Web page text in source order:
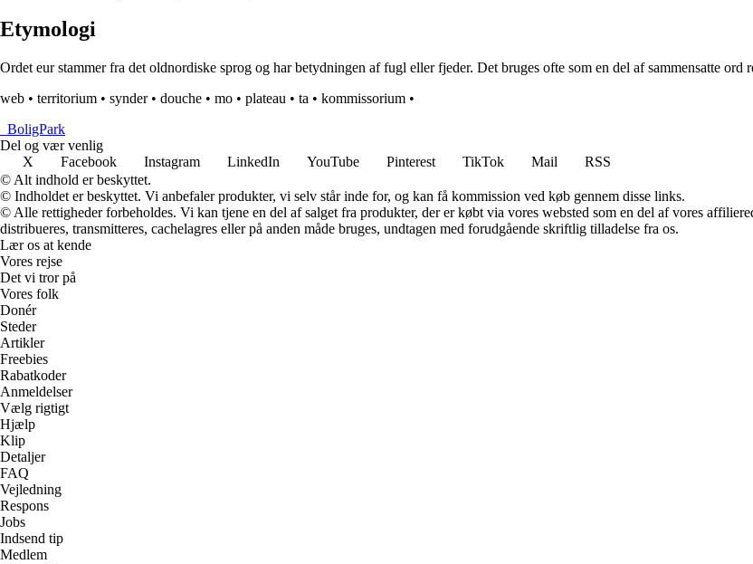
Etymologi
Ordet eur stammer fra det oldnordiske sprog og har betydningen af fugl eller fjeder. Det bruges ofte som en del af sammensatte
web • territorium • synder• douche • mo • plateau • ta • kommissorium •
BoligPark
Del og vær venlig
X
Facebook Instagram LinkedIn YouTube Pinterest TikTok Mail
RSS
© Alt indhold er beskyttet.
© Indholdet er beskyttet. Vi anbefaler produkter, vi selv står inde for, og kan få kommission ved køb gennem disse links.
© Alle rettigheder forbeholdes. Vi kan tjene en del af salget fra produkter, der er købt via vores websted som en del af vores
distribueres, transmitteres, cachelagres eller på anden måde bruges, undtagen med forudgående skriftlig tilladelse fra os.
Lær os at kende
Vores rejse
Det vi tror på
Vores folk
Donér
Steder
Artikler
Freebies
Rabatkoder
Anmeldelser
Vælg rigtigt
Hjælp
Klip
Detaljer
FAQ
Vejledning
Respons
Jobs
Indsend tip
Medlem